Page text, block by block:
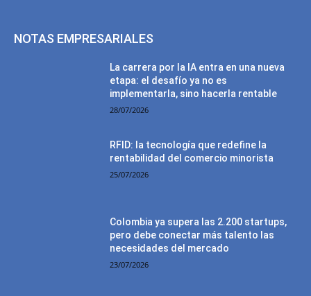
NOTAS EMPRESARIALES
La carrera por la IA entra en una nueva
etapa: el desafío ya no es
implementarla, sino hacerla rentable
28/07/2026
RFID: la tecnología que redefine la
rentabilidad del comercio minorista
25/07/2026
Colombia ya supera las 2.200 startups,
pero debe conectar más talento las
necesidades del mercado
23/07/2026